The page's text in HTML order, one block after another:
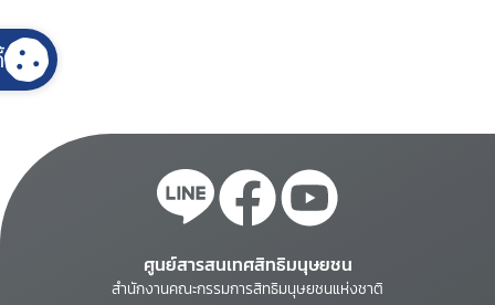
ศูนย์สารสนเทศสิทธิมนุษยชน
สำนักงานคณะกรรมการสิทธิมนุษยชนแห่งชาติ